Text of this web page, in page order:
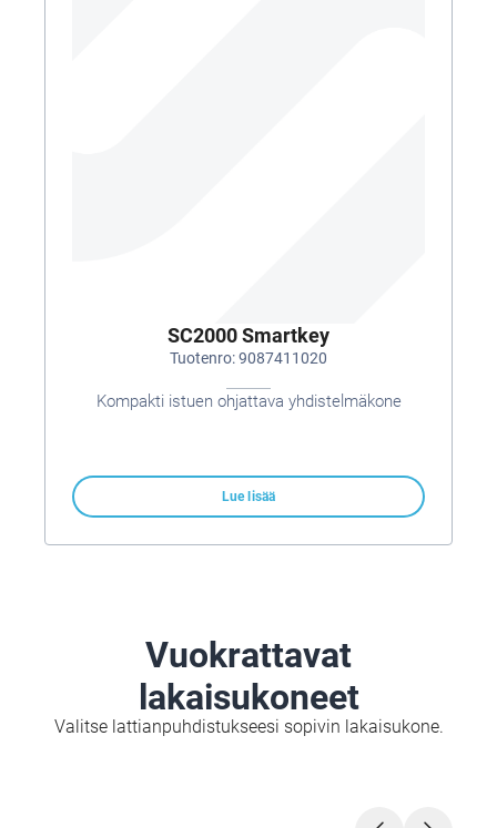
SC2000 Smartkey
Tuotenro: 9087411020
Kompakti istuen ohjattava yhdistelmäkone
Lue lisää
Vuokrattavat
lakaisukoneet
Valitse lattianpuhdistukseesi sopivin lakaisukone.